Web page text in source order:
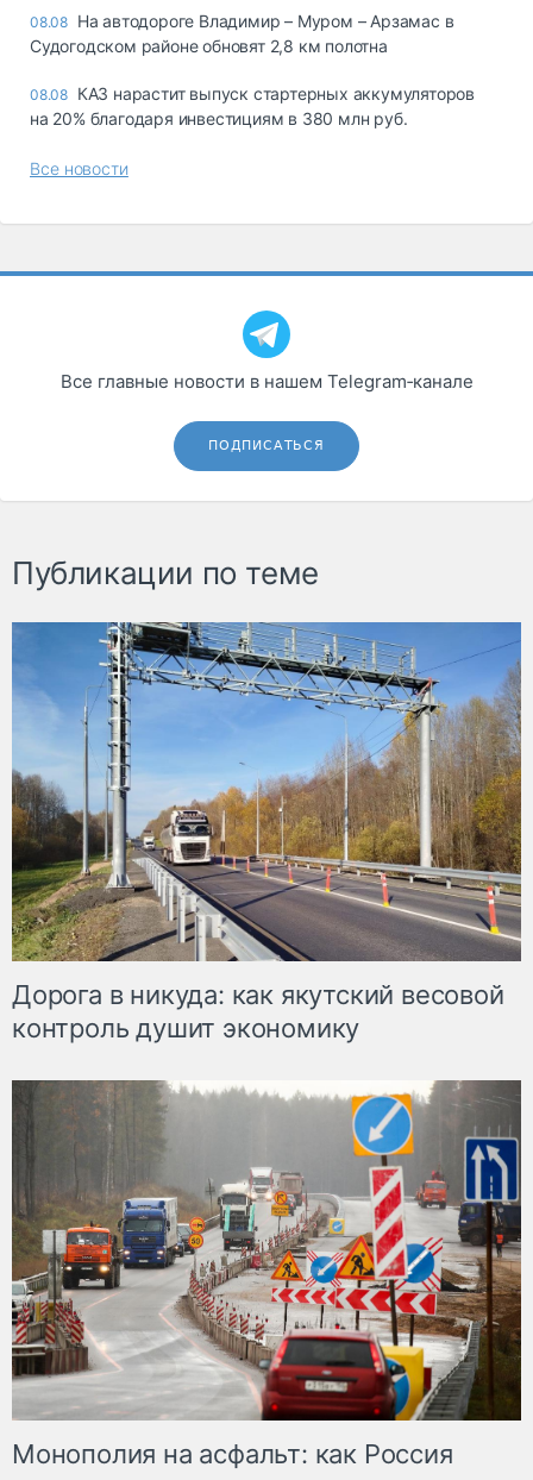
08.08 На автодороге Владимир – Муром – Арзамас в
Судогодском районе обновят 2,8 км полотна
08.08 КАЗ нарастит выпуск стартерных аккумуляторов
на 20% благодаря инвестициям в 380 млн руб.
Все новости
Все главные новости в нашем Telegram‑канале
ПОДПИСАТЬСЯ
Публикации по теме
Дорога в никуда: как якутский весовой
контроль душит экономику
Монополия на асфальт: как Россия